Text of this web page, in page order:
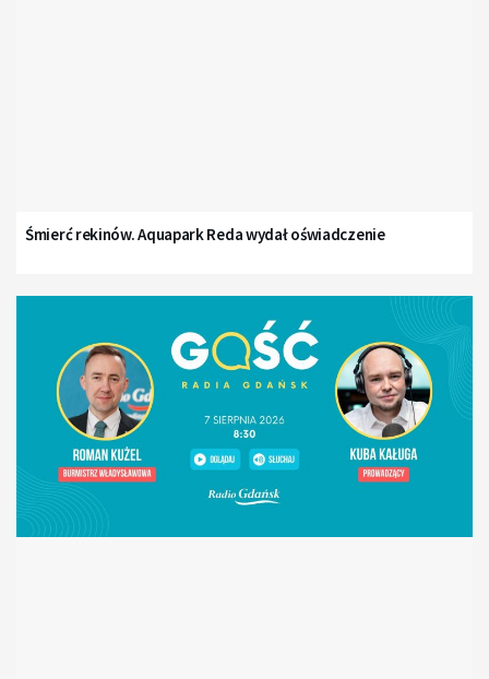
Śmierć rekinów. Aquapark Reda wydał oświadczenie